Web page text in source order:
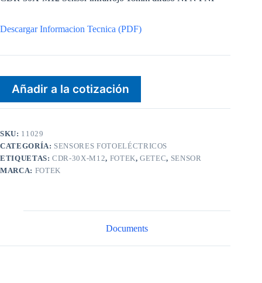
Descargar Informacion Tecnica (PDF)
Añadir a la cotización
SKU: 11029
CATEGORÍA: SENSORES FOTOELÉCTRICOS
ETIQUETAS:CDR-30X-M12, FOTEK,GETEC, SENSOR
MARCA: FOTEK
Documents